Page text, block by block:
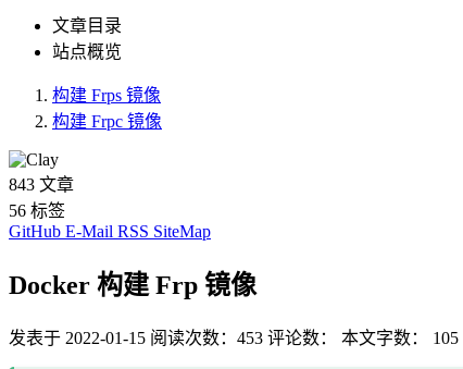
文章目录
站点概览
构建 Frps 镜像
构建 Frpc 镜像
843 文章
56 标签
GitHub E-Mail RSS SiteMap
Docker 构建 Frp 镜像
发表于 2022-01-15 阅读次数： 453 评论数： 本文字数： 105